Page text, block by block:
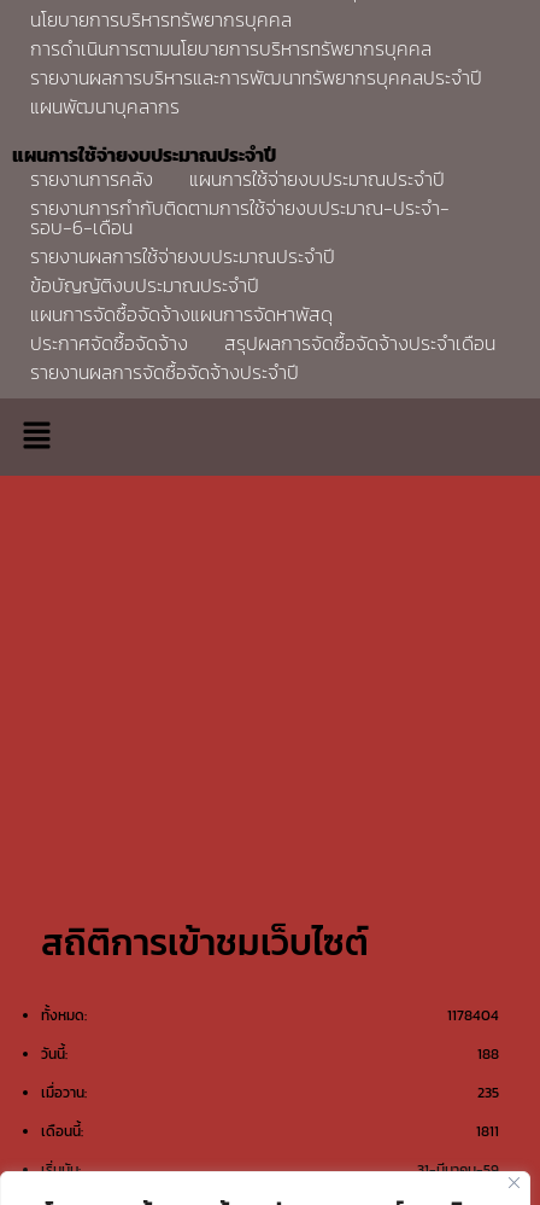
นโยบายการบริหารทรัพยากรบุคคล
การดำเนินการตามนโยบายการบริหารทรัพยากรบุคคล
รายงานผลการบริหารและการพัฒนาทรัพยากรบุคคลประจำปี
แผนพัฒนาบุคลากร
แผนการใช้จ่ายงบประมาณประจำปี
รายงานการคลัง
แผนการใช้จ่ายงบประมาณประจำปี
รายงานการกำกับติดตามการใช้จ่ายงบประมาณ-ประจำ-
รอบ-6-เดือน
รายงานผลการใช้จ่ายงบประมาณประจำปี
ข้อบัญญัติงบประมาณประจำปี
แผนการจัดซื้อจัดจ้างแผนการจัดหาพัสดุ
ประกาศจัดซื้อจัดจ้าง
สรุปผลการจัดซื้อจัดจ้างประจำเดือน
รายงานผลการจัดซื้อจัดจ้างประจำปี
สถิติการเข้าชมเว็บไซต์
1178404
ทั้งหมด:
188
วันนี้:
235
เมื่อวาน:
1811
เดือนนี้:
31-มีนาคม-59
เริ่มนับ: